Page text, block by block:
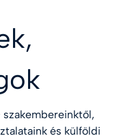
szakembereinktől,
és külföldi